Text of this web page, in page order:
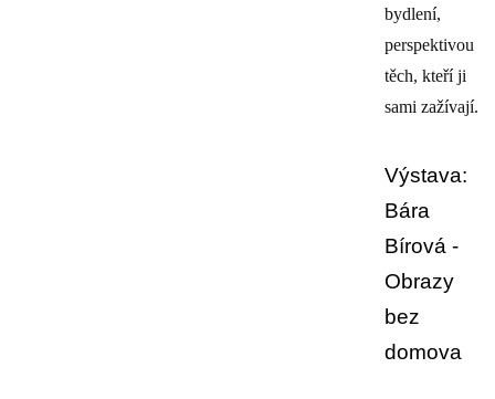
bydlení,
perspektivou
těch, kteří ji
sami zažívají.
Výstava:
Bára
Bírová -
Obrazy
bez
domova